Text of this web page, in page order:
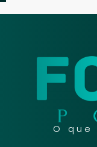
O que